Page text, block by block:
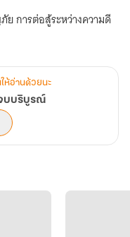
ร์
ย การต่อสู้ระหว่างความดี
ห้อ่านด้วยนะ
บบริบูรณ์